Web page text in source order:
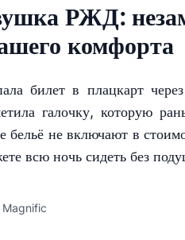
РЖД:
комфорта
билет в плацкарт
галочку, которую
бельё не включают в
всю ночь сидеть без
Magnific